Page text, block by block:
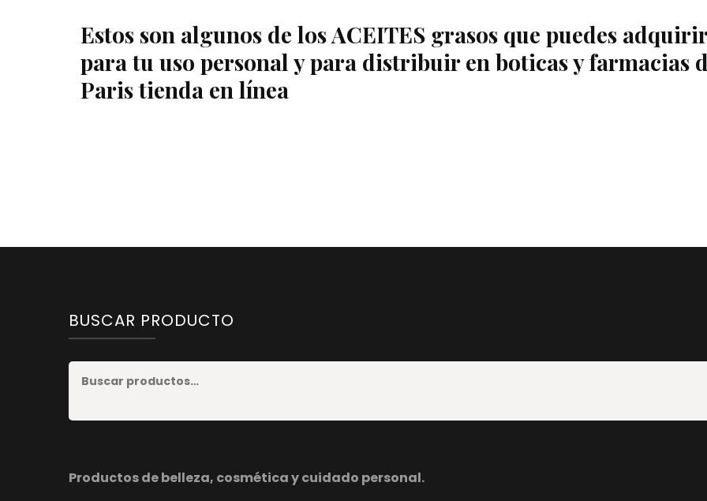
Estos son algunos de los ACEITES grasos que puedes adquirir
para tu uso personal y para distribuir en boticas y farmacias
Paris tienda en línea
BUSCAR PRODUCTO
Productos de belleza, cosmética y cuidado personal.